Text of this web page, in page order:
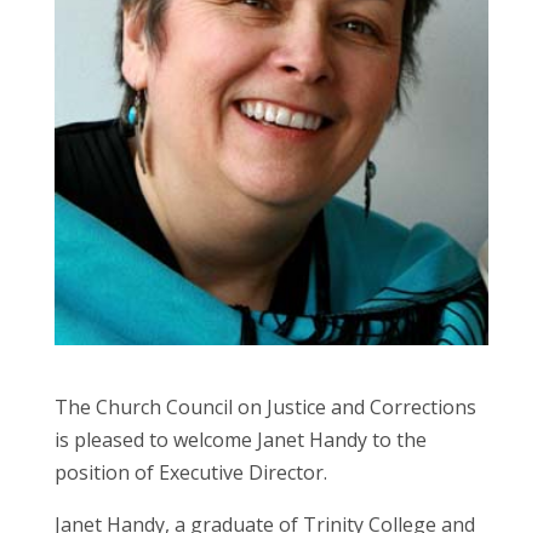
The Church Council on Justice and Corrections
is pleased to welcome Janet Handy to the
position of Executive Director.
Janet Handy, a graduate of Trinity College and